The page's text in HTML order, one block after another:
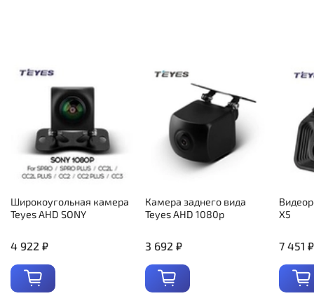
Широкоугольная камера
Teyes AHD SONY
4 922 ₽
Камера заднего вида
Teyes AHD 1080p
3 692 ₽
X5
7 451 ₽